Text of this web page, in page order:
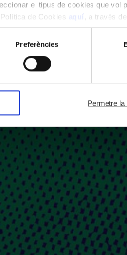
el tipus de cookies que
de Cookies aquí
, a través
Preferències
Permetre la